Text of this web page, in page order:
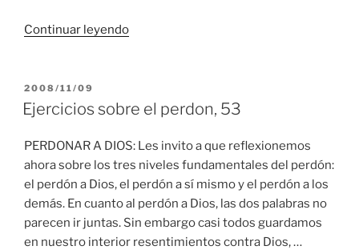
Continuar leyendo“Ejercicios
54”
PUBLICADO
EL
2008/11/09
Ejercicios sobre el perdon, 53
PERDONAR A DIOS: Les invito a que reflexionemos
ahora sobre los tres niveles fundamentales del perdón:
el perdón a Dios, el perdón a sí mismo y el perdón a los
demás. En cuanto al perdón a Dios, las dos palabras no
parecen ir juntas. Sin embargo casi todos guardamos
en nuestro interior resentimientos contra Dios, …